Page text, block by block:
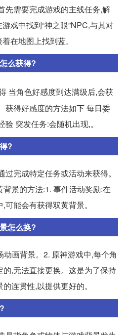
先需要完成游戏的主线任务,解
戏中找到“神之眼”NPC,与其对
在地图上找到蓝。
么获得?
当角色好感度到达满级后,会获
获得好感度的方法如下 每日委
突发任务:会随机出现,。
?
完成特定任务或活动来获得。
景的方法:1. 事件活动奖励:在
能会有获得双黄背景。
怎么换?
画背景。2. 原神游戏中,每个角
,无法直接更换。这是为了保持
连贯性,以提供更好的。